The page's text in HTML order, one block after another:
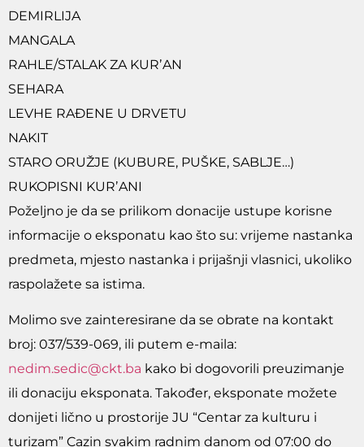
DEMIRLIJA
MANGALA
RAHLE/STALAK ZA KURʼAN
SEHARA
LEVHE RAĐENE U DRVETU
NAKIT
STARO ORUŽJE (KUBURE, PUŠKE, SABLJE…)
RUKOPISNI KURʼANI
Poželjno je da se prilikom donacije ustupe korisne
informacije o eksponatu kao što su: vrijeme nastanka
predmeta, mjesto nastanka i prijašnji vlasnici, ukoliko
raspolažete sa istima.
Molimo sve zainteresirane da se obrate na kontakt
broj: 037/539-069, ili putem e-maila:
nedim.sedic@ckt.ba kako bi dogovorili preuzimanje
ili donaciju eksponata. Također, eksponate možete
donijeti lično u prostorije JU “Centar za kulturu i
turizam” Cazin svakim radnim danom od 07:00 do